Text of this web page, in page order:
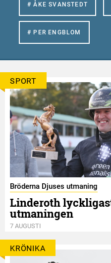
# ÅKE SVANSTEDT
# PER ENGBLOM
SPORT
Bröderna Djuses utmaning
Linderoth
utmaningen
7 AUGUSTI
KRÖNIKA